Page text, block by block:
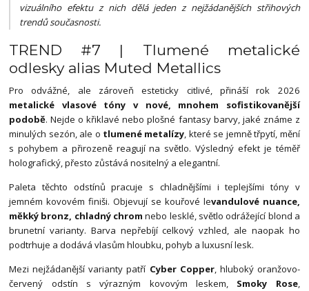
vizuálního efektu z nich dělá jeden z nejžádanějších střihových
trendů současnosti.
TREND #7 | Tlumené metalické
odlesky alias Muted Metallics
Pro odvážné, ale zároveň esteticky citlivé, přináší rok 2026
metalické vlasové tóny v nové, mnohem sofistikovanější
podobě. Nejde o křiklavé nebo plošné fantasy barvy, jaké známe z
minulých sezón, ale o tlumené metalízy, které se jemně třpytí, mění
s pohybem a přirozeně reagují na světlo. Výsledný efekt je téměř
holografický, přesto zůstává nositelný a elegantní.
Paleta těchto odstínů pracuje s chladnějšími i teplejšími tóny v
jemném kovovém finiši. Objevují se kouřové levandulové nuance,
měkký bronz, chladný chrom nebo lesklé, světlo odrážející blond a
brunetní varianty. Barva nepřebíjí celkový vzhled, ale naopak ho
podtrhuje a dodává vlasům hloubku, pohyb a luxusní lesk.
Mezi nejžádanější varianty patří Cyber Copper, hluboký oranžovo-
červený odstín s výrazným kovovým leskem, Smoky Rose,